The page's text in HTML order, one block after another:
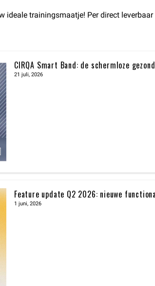
ideale trainingsmaatje! Per direct
CIRQA Smart Band: de schermloze
21 juli, 2026
Feature update Q2 2026: nieuwe
1 juni, 2026